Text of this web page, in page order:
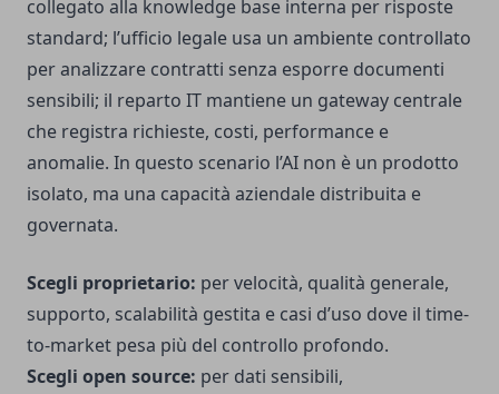
collegato alla knowledge base interna per risposte
standard; l’ufficio legale usa un ambiente controllato
per analizzare contratti senza esporre documenti
sensibili; il reparto IT mantiene un gateway centrale
che registra richieste, costi, performance e
anomalie. In questo scenario l’AI non è un prodotto
isolato, ma una capacità aziendale distribuita e
governata.
Scegli proprietario: per velocità, qualità generale,
supporto, scalabilità gestita e casi d’uso dove il time-
to-market pesa più del controllo profondo.
Scegli open source: per dati sensibili,